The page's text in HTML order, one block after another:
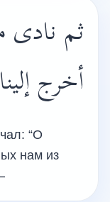
ثم نادى
أخرج
“О
нам из